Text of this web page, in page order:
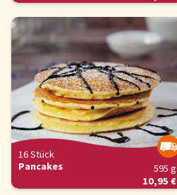
16 Stück
Pancakes
595 g
10,95 €